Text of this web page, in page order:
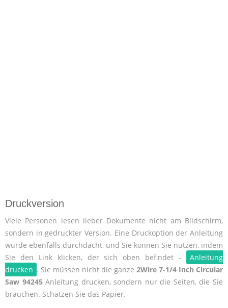
Druckversion
Viele Personen lesen lieber Dokumente nicht am Bildschirm,
sondern in gedruckter Version. Eine Druckoption der Anleitung
wurde ebenfalls durchdacht, und Sie können Sie nutzen, indem
Sie den Link klicken, der sich oben befindet -
Anleitung
drucken . Sie müssen nicht die ganze 2Wire 7-1/4 Inch Circular
Saw 94245Anleitung drucken, sondern nur die Seiten, die Sie
brauchen. Schätzen Sie das Papier.